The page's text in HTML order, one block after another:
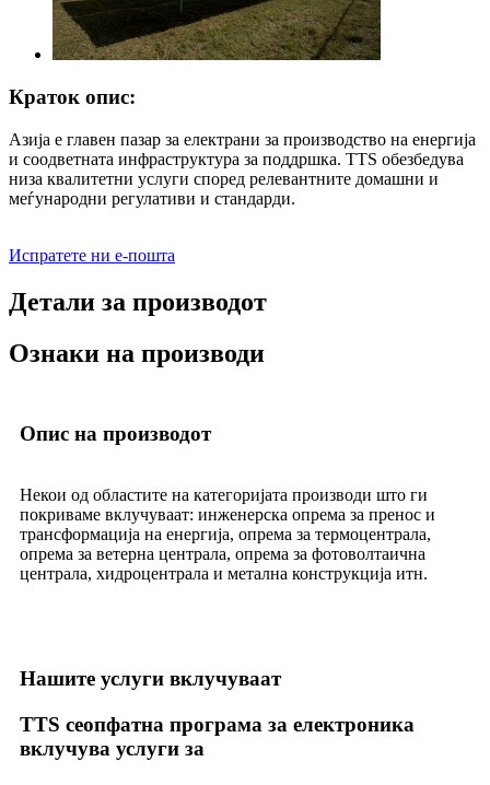
Краток опис:
Азија е главен пазар за електрани за производство на енергија
и соодветната инфраструктура за поддршка. TTS обезбедува
низа квалитетни услуги според релевантните домашни и
меѓународни регулативи и стандарди.
Испратете ни е-пошта
Детали за производот
Ознаки на производи
Опис на производот
Некои од областите на категоријата производи што ги
покриваме вклучуваат: инженерска опрема за пренос и
трансформација на енергија, опрема за термоцентрала,
опрема за ветерна централа, опрема за фотоволтаична
централа, хидроцентрала и метална конструкција итн.
Нашите услуги вклучуваат
TTS сеопфатна програма за електроника
вклучува услуги за